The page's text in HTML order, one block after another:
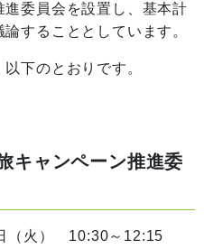
委員会を設置し、基本計
することとしています。
下のとおりです。
キャンペーン推進委
（火） 10:30～12:15